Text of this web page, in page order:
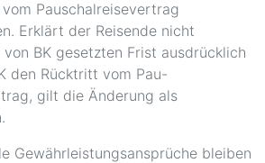
Pauschalreisevertrag
Erklärt der Reisende nicht
BK gesetzten Frist ausdrücklich
den Rücktritt vom Pau-
gilt die Änderung als
Gewährleistungsansprüche bleiben